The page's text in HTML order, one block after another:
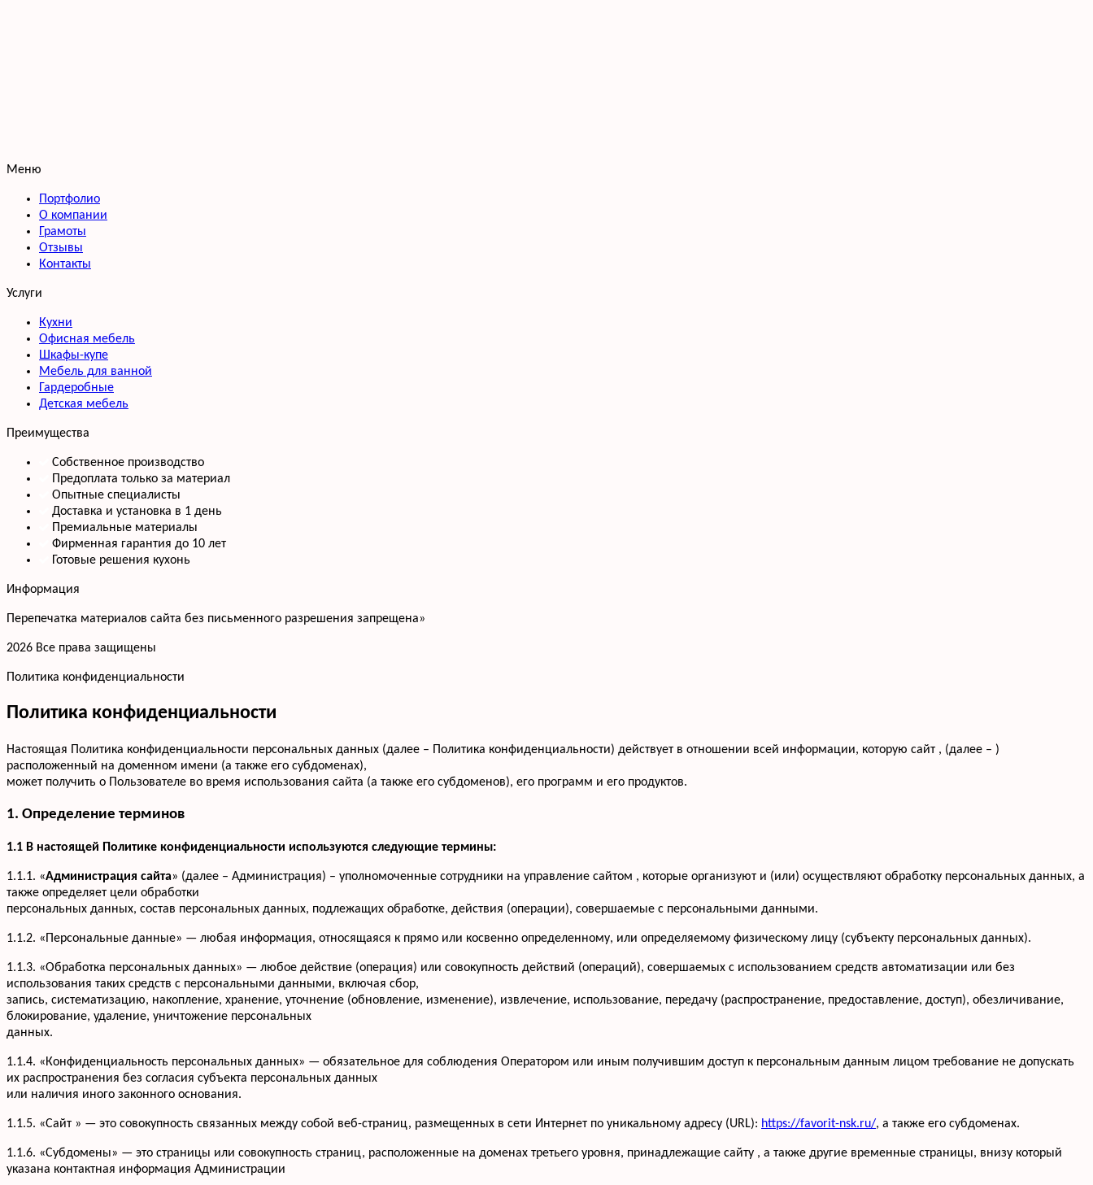
Меню
Портфолио
О компании
Грамоты
Отзывы
Контакты
Услуги
Кухни
Офисная мебель
Шкафы-купе
Мебель для ванной
Гардеробные
Детская мебель
Преимущества
Собственное производство
Предоплата только за материал
Опытные специалисты
Доставка и установка в 1 день
Премиальные материалы
Фирменная гарантия до 10 лет
Готовые решения кухонь
Информация
Перепечатка материалов сайта без письменного разрешения запрещена»
2026 Все права защищены
Политика конфиденциальности
Политика конфиденциальности
Настоящая Политика конфиденциальности персональных данных (далее – Политика конфиденциальности) действует в отношении всей информации, которую сайт , (далее – )
расположенный на доменном имени (а также его субдоменах),
может получить о Пользователе во время использования сайта (а также его субдоменов), его программ и его продуктов.
1. Определение терминов
1.1 В настоящей Политике конфиденциальности используются следующие термины:
1.1.1. «Администрация сайта» (далее – Администрация) – уполномоченные сотрудники на управление сайтом , которые организуют и (или) осуществляют обработку персональных данных, а
также определяет цели обработки
персональных данных, состав персональных данных, подлежащих обработке, действия (операции), совершаемые с персональными данными.
1.1.2. «Персональные данные» — любая информация, относящаяся к прямо или косвенно определенному, или определяемому физическому лицу (субъекту персональных данных).
1.1.3. «Обработка персональных данных» — любое действие (операция) или совокупность действий (операций), совершаемых с использованием средств автоматизации или без
использования таких средств с персональными данными, включая сбор,
запись, систематизацию, накопление, хранение, уточнение (обновление, изменение), извлечение, использование, передачу (распространение, предоставление, доступ), обезличивание,
блокирование, удаление, уничтожение персональных
данных.
1.1.4. «Конфиденциальность персональных данных» — обязательное для соблюдения Оператором или иным получившим доступ к персональным данным лицом требование не допускать
их распространения без согласия субъекта персональных данных
или наличия иного законного основания.
1.1.5. «Сайт » — это совокупность связанных между собой веб-страниц, размещенных в сети Интернет по уникальному адресу (URL): https://favorit-nsk.ru/, а также его субдоменах.
1.1.6. «Субдомены» — это страницы или совокупность страниц, расположенные на доменах третьего уровня, принадлежащие сайту , а также другие временные страницы, внизу который
указана контактная информация Администрации